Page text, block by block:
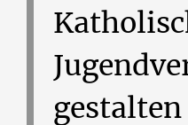
gestalten